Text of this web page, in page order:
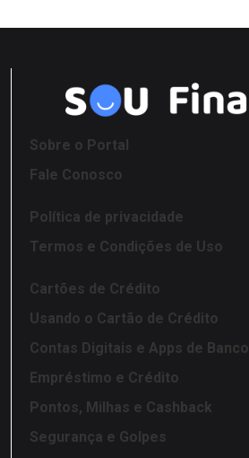
Sobre o Portal
Fale Conosco
Política de privacidade
Termos e Condições de Uso
Cartões de Crédito
Usando o Cartão de Crédito
Contas Digitais e Apps de Banco
Empréstimo e Crédito
Pontos, Milhas e Cashback
Segurança e Golpes